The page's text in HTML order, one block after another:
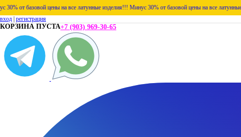
цены на все латунные изделия!!! Минус 30% от базовой цены на все латунные изделия!!!
вход регистрация
КОРЗИНА ПУСТА+7 (903) 969-30-65